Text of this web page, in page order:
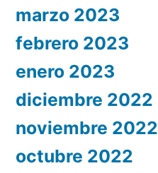
marzo 2023
febrero 2023
enero 2023
diciembre 2022
noviembre 2022
octubre 2022